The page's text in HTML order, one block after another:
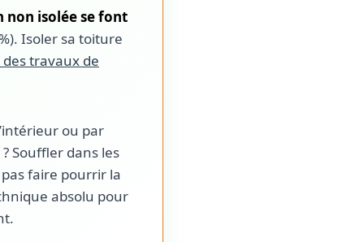
non isolée se font
Isoler sa toiture
travaux de
ou par
Souffler dans les
faire pourrir la
absolu pour